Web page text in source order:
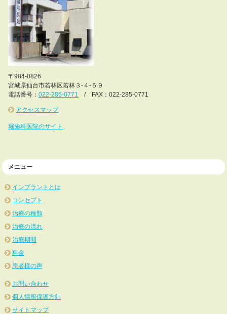
〒984-0826
宮城県仙台市若林区若林３-４-５９
電話番号：022-285-0771 / FAX：022-285-0771
アクセスマップ
堀歯科医院のサイト
メニュー
インプラントとは
コンセプト
治療の種類
治療の流れ
治療期間
料金
患者様の声
お問い合わせ
個人情報保護方針
サイトマップ